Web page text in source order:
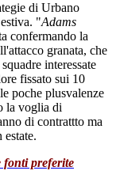
di Urbano
"Adams
confermando la
granata, che
interessate
fissato sui 10
poche plusvalenze
la voglia di
di contrattto ma
fonti preferite